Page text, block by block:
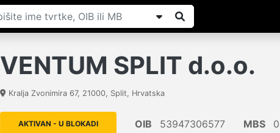
VENTUM SPLIT d.o.o.
Kralja Zvonimira 67, 21000, Split, Hrvatska
AKTIVAN - U BLOKADI OIB 53947306577 MBS